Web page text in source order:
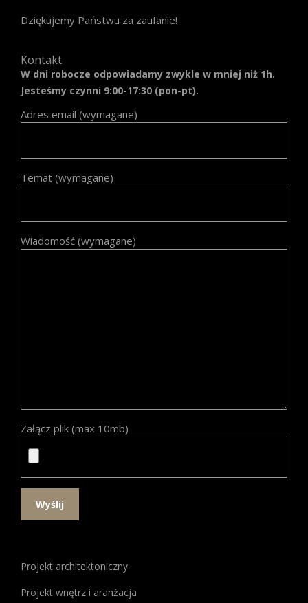
Dziękujemy Państwu za zaufanie!
Kontakt
W dni robocze odpowiadamy zwykle w mniej niż 1h.
Jesteśmy czynni 9:00-17:30 (pon-pt).
Adres email (wymagane)
Temat (wymagane)
Wiadomość (wymagane)
Załącz plik (max 10mb)
idealnego
miejsca
Projekt architektoniczny
Projekt wnętrz i aranżacja